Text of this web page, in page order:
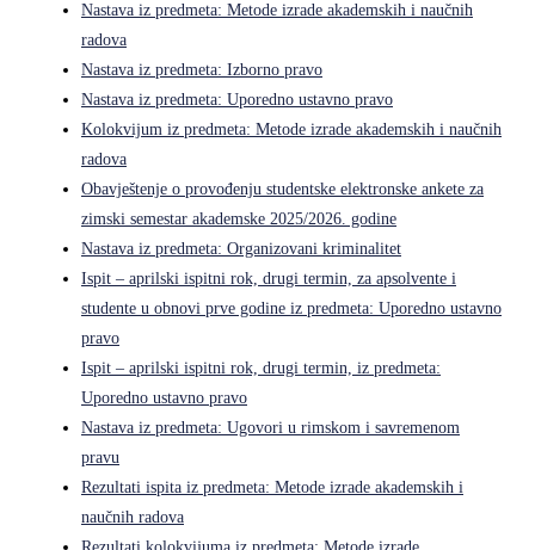
Nastava iz predmeta: Metode izrade akademskih i naučnih
radova
Nastava iz predmeta: Izborno pravo
Nastava iz predmeta: Uporedno ustavno pravo
Kolokvijum iz predmeta: Metode izrade akademskih i naučnih
radova
Obavještenje o provođenju studentske elektronske ankete za
zimski semestar akademske 2025/2026. godine
Nastava iz predmeta: Organizovani kriminalitet
Ispit – aprilski ispitni rok, drugi termin, za apsolvente i
studente u obnovi prve godine iz predmeta: Uporedno ustavno
pravo
Ispit – aprilski ispitni rok, drugi termin, iz predmeta:
Uporedno ustavno pravo
Nastava iz predmeta: Ugovori u rimskom i savremenom
pravu
Rezultati ispita iz predmeta: Metode izrade akademskih i
naučnih radova